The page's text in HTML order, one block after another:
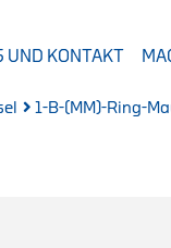
UND KONTAKT
1-B-(MM)-Ring-